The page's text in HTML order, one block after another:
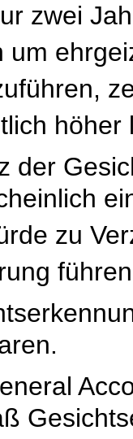
zwei
um
höher
der
zu